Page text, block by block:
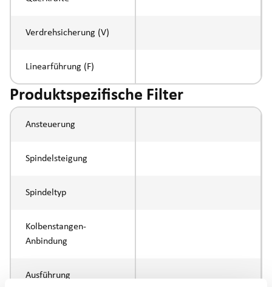
Verdrehsicherung (V)
Linearführung (F)
Produktspezifische Filter
Ansteuerung
Spindelsteigung
Spindeltyp
Kolbenstangen-
Anbindung
Ausführung